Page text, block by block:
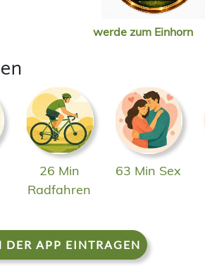
werde zum Einhorn
26 Min
Radfahren
63 Min Sex
DER APP EINTRAGEN